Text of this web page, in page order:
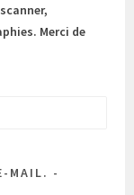
Merci de
MAIL.